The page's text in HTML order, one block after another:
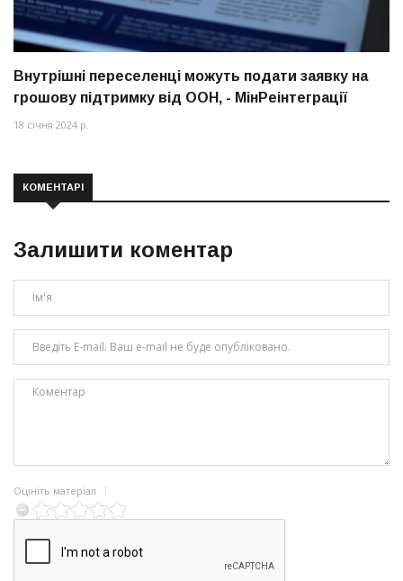
Внутрішні переселенці можуть подати заявку на
грошову підтримку від ООН, - МінРеінтеграції
18 січня 2024 р.
КОМЕНТАРІ
Залишити коментар
Оцініть матеріал